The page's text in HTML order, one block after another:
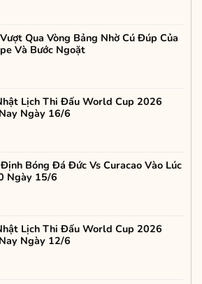
Qua Vòng Bảng Nhờ Cú Đúp Của
Và Bước Ngoặt
Lịch Thi Đấu World Cup 2026
Ngày 16/6
Bóng Đá Đức Vs Curacao Vào Lúc
Ngày 15/6
Lịch Thi Đấu World Cup 2026
Ngày 12/6